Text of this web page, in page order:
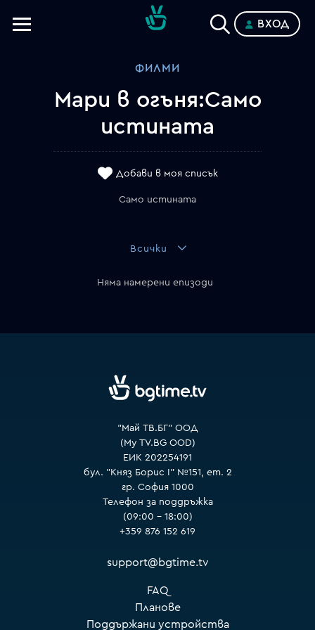
ВХОД
ФИЛМИ
Мари в огъня:Само
истината
Добави в моя списък
Само истината
Всички
Няма намерени епизоди
"Май ТВ.БГ" ООД
(My TV.BG OOD)
ЕИК 202254191
бул. "Княз Борис I" №151, ет. 2
гр. София 1000
Телефон за поддръжка
(09:00 – 18:00)
+359 876 152 619
support@bgtime.tv
FAQ
Планове
Поддържани устройства